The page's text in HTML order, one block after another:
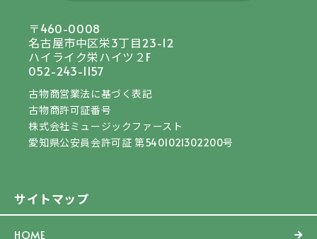
サイトマップ
HOME
〒460-0008
名古屋市中区栄3丁目23-12
ハイライク栄ハイツ２F
052-243-1157
古物商営業法に基づく表記
古物商許可証番号
株式会社ミュージックファースト
愛知県公安員会許可証 第5401021302200号